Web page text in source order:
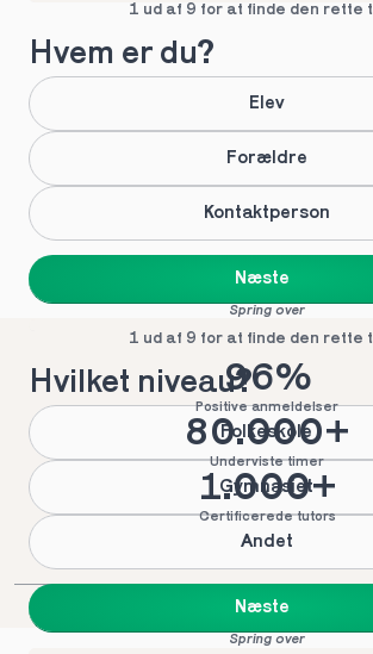
1 ud af 9 for at finde den rette
Hvem er du?
Elev
Forældre
Kontaktperson
Næste
Spring over
1 ud af 9 for at finde den rette
Hvilket niveau?
Folkeskole
Gymnasiet
Andet
Næste
Spring over
96%
Positive anmeldelser
80.000+
Underviste timer
1.000+
Certificerede tutors